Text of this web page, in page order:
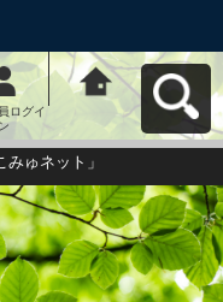
ログイ
ン
江東区コミュニ
ティ活動支援サ
イト「ことこみ
ゅネット」へ戻
る
ゅネット」